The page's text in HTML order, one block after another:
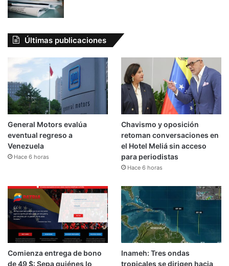
Últimas publicaciones
General Motors evalúa
eventual regreso a
Venezuela
Hace 6 horas
Chavismo y oposición
retoman conversaciones en
el Hotel Meliá sin acceso
para periodistas
Hace 6 horas
Comienza entrega de bono
de 49 $: Sepa quiénes lo
Inameh: Tres ondas
tropicales se dirigen hacia